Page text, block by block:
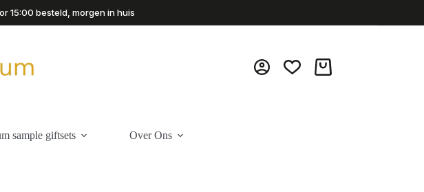
15:00 besteld, morgen in huis
Winkelwagen
sample giftsets Over Ons